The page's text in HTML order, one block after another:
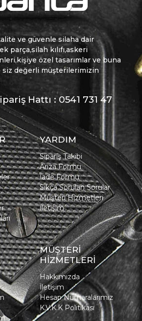
ve güvenle silaha dair
parça,silah kılıfı,askeri
özel tasarımlar ve buna
değerli müşterilerimizin
Hattı : 0541 731 47
YARDIM
Sipariş Takibi
Arıza Formu
İade Formu
Sıkça Sorulan Sorular
Müşteri Hizmetleri
İletişim
MÜŞTERİ
HİZMETLERİ
Hakkımızda
İletişim
Hesap Numaralarımız
K.V.K.K Politikası